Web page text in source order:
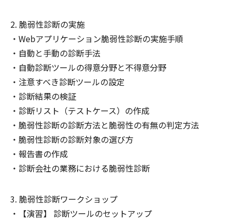
脆弱性診断の実施
Webアプリケーション脆弱性診断の実施手順
自動と手動の診断手法
自動診断ツールの得意分野と不得意分野
注意すべき診断ツールの設定
診断結果の検証
診断リスト（テストケース）の作成
脆弱性診断の診断方法と脆弱性の有無の判定方法
脆弱性診断の診断対象の選び方
報告書の作成
診断会社の業務における脆弱性診断
脆弱性診断ワークショップ
【演習】 診断ツールのセットアップ